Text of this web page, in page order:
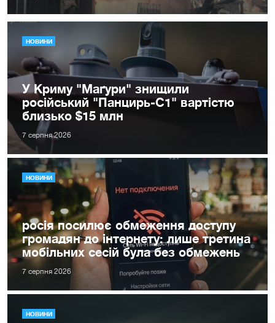
НОВИНИ
У Криму "Маґури" знищили
російський "Панцирь-С1" вартістю
близько $15 млн
7 серпня 2026
НОВИНИ
росія посилює обмеження доступу
громадян до інтернету: лише третина
мобільних сесій була без обмежень
7 серпня 2026
НОВИНИ